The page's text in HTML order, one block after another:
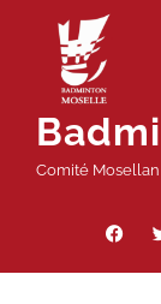
contenu
Comité